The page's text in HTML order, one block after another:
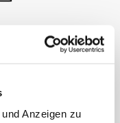
Anzeigen zu